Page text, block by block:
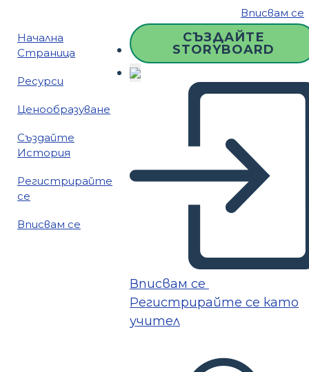
Вписвам се
Начална
Страница
Ресурси
Ценообразуване
Създайте
История
Регистрирайте
се
Вписвам се
СЪЗДАЙТЕ
STORYBOARD
Вписвам се
Регистрирайте се като
учител